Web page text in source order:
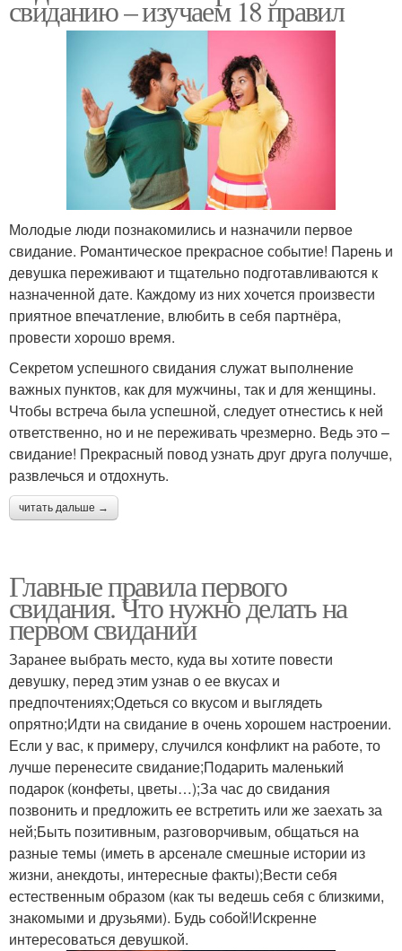
свиданию – изучаем 18 правил
Молодые люди познакомились и назначили первое
свидание. Романтическое прекрасное событие! Парень и
девушка переживают и тщательно подготавливаются к
назначенной дате. Каждому из них хочется произвести
приятное впечатление, влюбить в себя партнёра,
провести хорошо время.
Секретом успешного свидания служат выполнение
важных пунктов, как для мужчины, так и для женщины.
Чтобы встреча была успешной, следует отнестись к ней
ответственно, но и не переживать чрезмерно. Ведь это –
свидание! Прекрасный повод узнать друг друга получше,
развлечься и отдохнуть.
читать дальше →
Главные правила первого
свидания. Что нужно делать на
первом свидании
Заранее выбрать место, куда вы хотите повести
девушку, перед этим узнав о ее вкусах и
предпочтениях;Одеться со вкусом и выглядеть
опрятно;Идти на свидание в очень хорошем настроении.
Если у вас, к примеру, случился конфликт на работе, то
лучше перенесите свидание;Подарить маленький
подарок (конфеты, цветы…);За час до свидания
позвонить и предложить ее встретить или же заехать за
ней;Быть позитивным, разговорчивым, общаться на
разные темы (иметь в арсенале смешные истории из
жизни, анекдоты, интересные факты);Вести себя
естественным образом (как ты ведешь себя с близкими,
знакомыми и друзьями). Будь собой!Искренне
интересоваться девушкой.